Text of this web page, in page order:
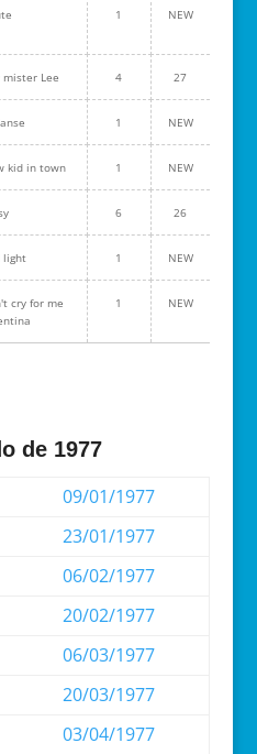
1 NEW
mister Lee 4 27
1 NEW
kid in town 1 NEW
6 26
light 1 NEW
cry for me
1 NEW
de 1977
09/01/1977
23/01/1977
06/02/1977
20/02/1977
06/03/1977
20/03/1977
03/04/1977